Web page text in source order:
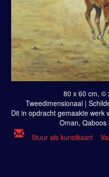
80 x 60 cm, ©
Tweedimensionaal |
Dit in opdracht gemaakte werk
Oman, Qaboos
Stuur als kunstkaart